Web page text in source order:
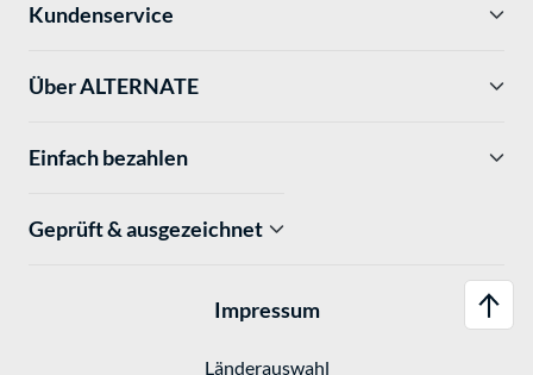
Kundenservice
Über ALTERNATE
Einfach bezahlen
Geprüft & ausgezeichnet
Impressum
Länderauswahl